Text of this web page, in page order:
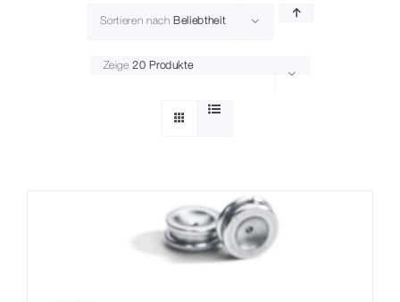
Sortieren nach Beliebtheit
Zeige20 Produkte